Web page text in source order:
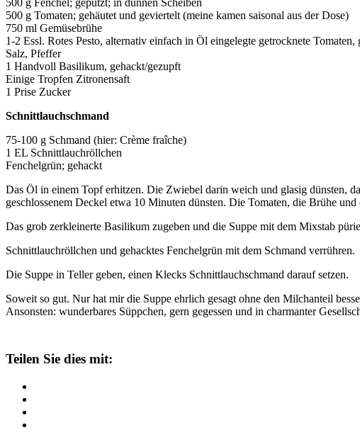
500 g Fenchel; geputzt; in dünnen Scheiben
500 g Tomaten; gehäutet und geviertelt (meine kamen saisonal aus der Dose)
750 ml Gemüsebrühe
1-2 Essl. Rotes Pesto, alternativ einfach in Öl eingelegte getrocknete Tomaten,
Salz, Pfeffer
1 Handvoll Basilikum, gehackt/gezupft
Einige Tropfen Zitronensaft
1 Prise Zucker
Schnittlauchschmand
75-100 g Schmand (hier: Crème fraîche)
1 EL Schnittlauchröllchen
Fenchelgrün; gehackt
Das Öl in einem Topf erhitzen. Die Zwiebel darin weich und glasig dünsten,
geschlossenem Deckel etwa 10 Minuten dünsten. Die Tomaten, die Brühe
Das grob zerkleinerte Basilikum zugeben und die Suppe mit dem Mixstab
Schnittlauchröllchen und gehacktes Fenchelgrün mit dem Schmand verrühren.
Die Suppe in Teller geben, einen Klecks Schnittlauchschmand darauf setzen.
Soweit so gut. Nur hat mir die Suppe ehrlich gesagt ohne den Milchanteil
Ansonsten: wunderbares Süppchen, gern gegessen und in charmanter
Teilen Sie dies mit: